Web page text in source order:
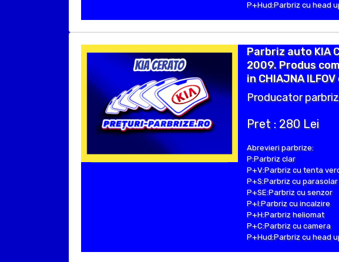
P+Hud:Parbriz cu head
Parbriz auto KIA
2009. Produs
in CHIAJNA
Producator parbriz
Pret : 280 Lei
Abrevieri parbrize:
P:Parbriz clar
P+V:Parbriz cu tenta
P+S:Parbriz cu parasolar
P+SE:Parbriz cu senzor
P+I:Parbriz cu incalzire
P+H:Parbriz heliomat
P+C:Parbriz cu camera
P+Hud:Parbriz cu head